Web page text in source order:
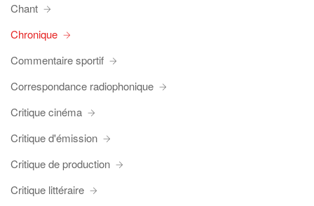
Chant
Chronique
Commentaire sportif
Correspondance radiophonique
Critique cinéma
Critique d'émission
Critique de production
Critique littéraire